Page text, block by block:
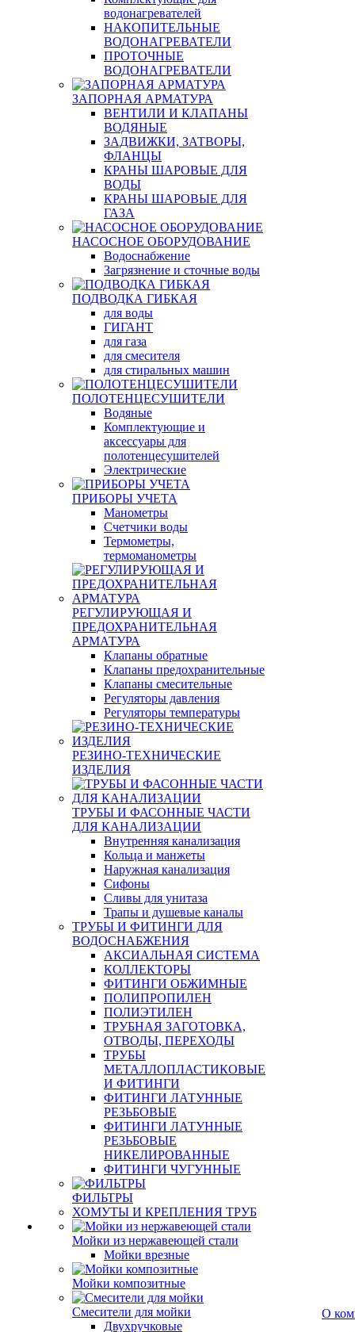
водонагревателей
НАКОПИТЕЛЬНЫЕ
ВОДОНАГРЕВАТЕЛИ
ПРОТОЧНЫЕ
ВОДОНАГРЕВАТЕЛИ
ЗАПОРНАЯ АРМАТУРА
ВЕНТИЛИ И КЛАПАНЫ
ВОДЯНЫЕ
ЗАДВИЖКИ, ЗАТВОРЫ,
ФЛАНЦЫ
КРАНЫ ШАРОВЫЕ ДЛЯ
ВОДЫ
КРАНЫ ШАРОВЫЕ ДЛЯ
ГАЗА
НАСОСНОЕ ОБОРУДОВАНИЕ
Водоснабжение
Загрязнение и сточные воды
ПОДВОДКА ГИБКАЯ
для воды
ГИГАНТ
для газа
для смесителя
для стиральных машин
ПОЛОТЕНЦЕСУШИТЕЛИ
Водяные
Комплектующие и
аксессуары для
полотенцесушителей
Электрические
ПРИБОРЫ УЧЕТА
Манометры
Счетчики воды
Термометры,
термоманометры
РЕГУЛИРУЮЩАЯ И
ПРЕДОХРАНИТЕЛЬНАЯ
АРМАТУРА
Клапаны обратные
Клапаны предохранительные
Клапаны смесительные
Регуляторы давления
Регуляторы температуры
РЕЗИНО-ТЕХНИЧЕСКИЕ
ИЗДЕЛИЯ
ТРУБЫ И ФАСОННЫЕ ЧАСТИ
ДЛЯ КАНАЛИЗАЦИИ
Внутренняя канализация
Кольца и манжеты
Наружная канализация
Сифоны
Сливы для унитаза
Трапы и душевые каналы
ТРУБЫ И ФИТИНГИ ДЛЯ
ВОДОСНАБЖЕНИЯ
АКСИАЛЬНАЯ СИСТЕМА
КОЛЛЕКТОРЫ
ФИТИНГИ ОБЖИМНЫЕ
ПОЛИПРОПИЛЕН
ПОЛИЭТИЛЕН
ТРУБНАЯ ЗАГОТОВКА,
ОТВОДЫ, ПЕРЕХОДЫ
ТРУБЫ
МЕТАЛЛОПЛАСТИКОВЫЕ
И ФИТИНГИ
ФИТИНГИ ЛАТУННЫЕ
РЕЗЬБОВЫЕ
ФИТИНГИ ЛАТУННЫЕ
РЕЗЬБОВЫЕ
НИКЕЛИРОВАННЫЕ
ФИТИНГИ ЧУГУННЫЕ
ФИЛЬТРЫ
ХОМУТЫ И КРЕПЛЕНИЯ ТРУБ
Мойки из нержавеющей стали
Мойки врезные
Мойки композитные
Смесители для мойки
Двухручковые
О